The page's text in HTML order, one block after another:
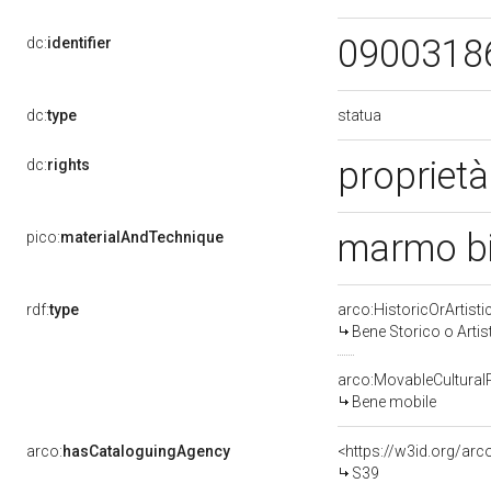
dc:identifier
dc:type statua
dc:rights
pico:materialAndTechnique marmo
rdf:type
Bene Storico o
Bene mobile
arco:hasCataloguingAgency
<https://w3id.org/
S39